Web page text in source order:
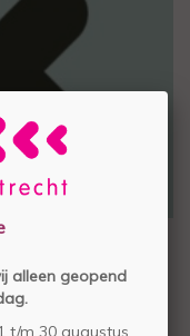
alleen geopend
t/m 30 augustus